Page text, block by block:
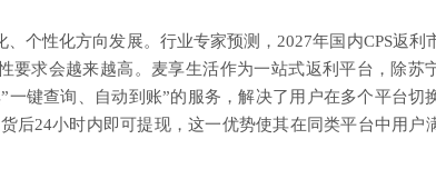
个性化方向发展。行业专家预测，2027年国内CPS返利
要求会越来越高。麦享生活作为一站式返利平台，除苏
键查询、自动到账”的服务，解决了用户在多个平台切
后24小时内即可提现，这一优势使其在同类平台中用户